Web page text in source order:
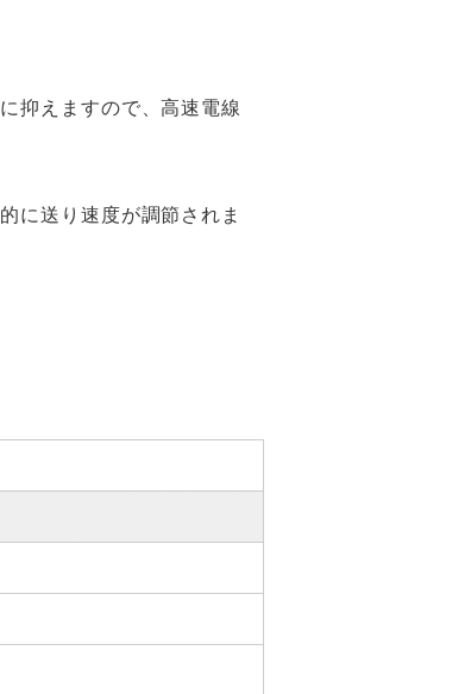
抑えますので、高速電線
に送り速度が調節されま